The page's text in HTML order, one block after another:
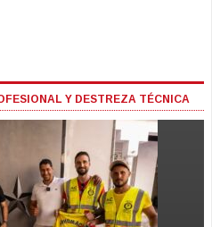
Y DESTREZA TÉCNICA